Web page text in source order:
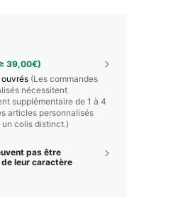
39,00€)
(Les commandes
nécessitent
supplémentaire de 1 à 4
articles personnalisés
un colis distinct.)
pas être
leur caractère